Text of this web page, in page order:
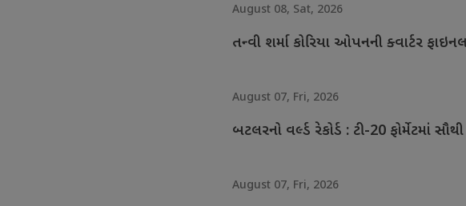
August 08, Sat, 2026
તન્વી શર્મા કોરિયા ઓપનની ક્વાર્ટર
August 07, Fri, 2026
બટલરનો વર્લ્ડ રેકોર્ડ : ટી-20 ફોર્મેટમાં
August 07, Fri, 2026